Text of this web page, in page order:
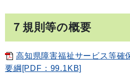
７規則等の概要
高知県障害福祉サービス等確
要綱[PDF：99.1KB]